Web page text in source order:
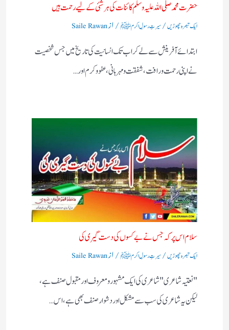
حضرت محمد صلی اللہ علیہ وسلم کائنات کی ہر شئی کے لیے رحمت ہیں
ایک تبصرہ چھوڑیں/سیرتِ رسولِ اکرم ﷺ/ ازSaile Rawan
ابتدائے آفرینش سے لے کر اب تک انسانیت کی تاریخ میں جس شخصیت
نے اپنی رحمت و رافت، شفقت و مہربانی، عفو و کرم اور…
سلام اس پر کہ جس نے بے کسوں کی دست گیری کی
ایک تبصرہ چھوڑیں/سیرتِ رسولِ اکرم ﷺ/ ازSaile Rawan
"نعتیہ شاعری" شاعری کی ایک مشہور و معروف اور مقبول صنف ہے،
لیکن یہ شاعری کی سب سے مشکل اور دشوار صنف بھی ہے، اس…